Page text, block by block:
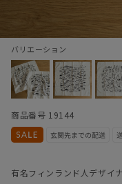
有名フィンランド人デザイ
バリエーション
商品番号 19144